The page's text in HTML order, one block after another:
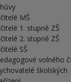
MŠ
1. stupně ZŠ
2. stupně ZŠ
SŠ
volného
školských